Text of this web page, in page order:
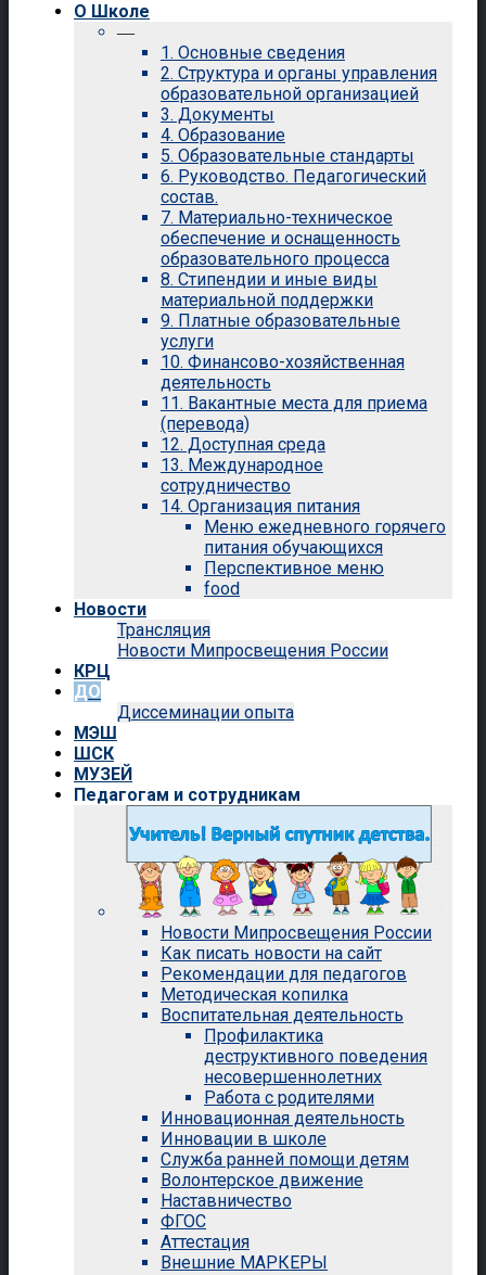
О Школе
—
1. Основные сведения
2. Структура и органы управления
образовательной организацией
3. Документы
4. Образование
5. Образовательные стандарты
6. Руководство. Педагогический
состав.
7. Материально-техническое
обеспечение и оснащенность
образовательного процесса
8. Стипендии и иные виды
материальной поддержки
9. Платные образовательные
услуги
10. Финансово-хозяйственная
деятельность
11. Вакантные места для приема
(перевода)
12. Доступная среда
13. Международное
сотрудничество
14. Организация питания
Меню ежедневного горячего
питания обучающихся
Перспективное меню
food
Новости
Трансляция
Новости Мипросвещения России
КРЦ
ДО
Диссеминации опыта
МЭШ
ШСК
МУЗЕЙ
Педагогам и сотрудникам
Новости Мипросвещения России
Как писать новости на сайт
Рекомендации для педагогов
Методическая копилка
Воспитательная деятельность
Профилактика
деструктивного поведения
несовершеннолетних
Работа с родителями
Инновационная деятельность
Инновации в школе
Служба ранней помощи детям
Волонтерское движение
Наставничество
ФГОС
Аттестация
Внешние МАРКЕРЫ